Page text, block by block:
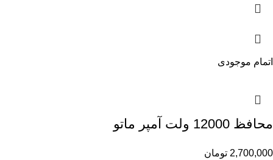
اتمام موجودی
محافظ 12000 ولت آمپر ماتو
2,700,000 تومان